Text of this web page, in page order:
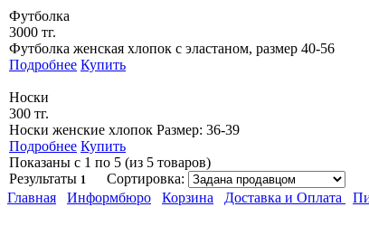
Футболка
3000 тг.
Футболка женская хлопок с эластаном, размер 40-56
Подробнее Купить
Носки
300 тг.
Носки женские хлопок Размер: 36-39
Подробнее Купить
Показаны с 1 по 5 (из 5 товаров)
Результаты 1
Сортировка:
Главная
Информбюро Корзина Доставка и Оплата